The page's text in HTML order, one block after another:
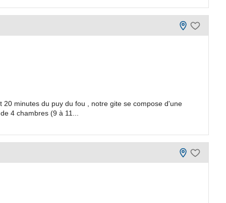
minutes du puy du fou , notre gite se compose d'une
4 chambres (9 à 11...